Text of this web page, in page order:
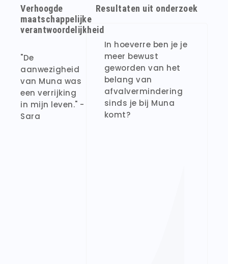
Verhoogde
maatschappelijke
verantwoordelijkheid
"De
aanwezigheid
van Muna was
een verrijking
in mijn leven." -
Sara
Resultaten uit onderzoek
In hoeverre ben je je
meer bewust
geworden van het
belang van
afvalvermindering
sinds je bij Muna
komt?